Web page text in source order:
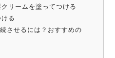
リームを塗ってつける
る
させるには？おすすめの